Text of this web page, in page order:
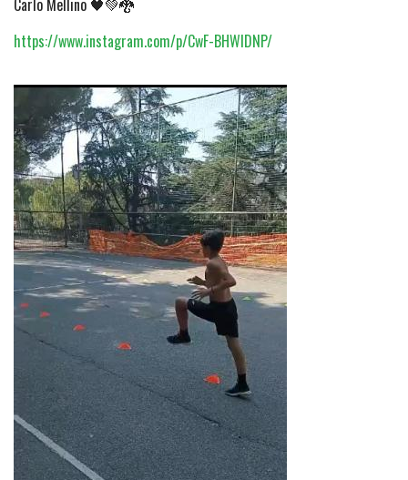
https://www.instagram.com/p/CwF-BHWIDNP/